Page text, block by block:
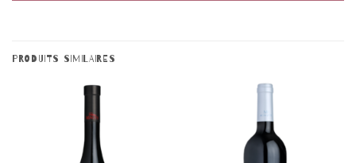
PRODUITS SIMILAIRES